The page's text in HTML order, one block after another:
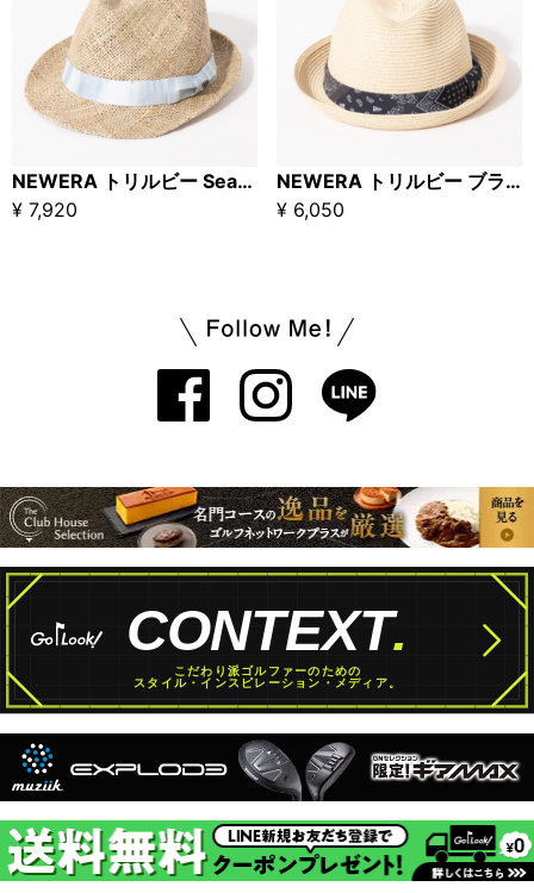
NEWERA トリルビー Seagrass ナチュラル □ ホワイトテープ
¥ 7,920
NEWERA トリルビー ブラックペイズリーテープ □ ナチュラル
¥ 6,050